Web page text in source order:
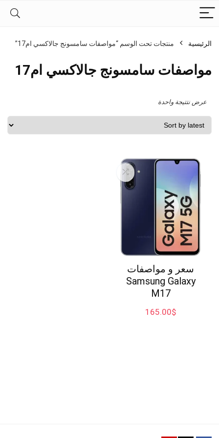
الرئيسية منتجات تحت الوسم “مواصفات سامسونج جالاكسي ام17”
مواصفات سامسونج جالاكسي ام17
عرض نتتيجة واحدة
سعر و مواصفات
Samsung Galaxy
M17
$
165.00